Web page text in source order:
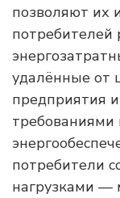
позволяют их
потребителей
удалённые от
предприятия
требованиями
потребители
нагрузками —